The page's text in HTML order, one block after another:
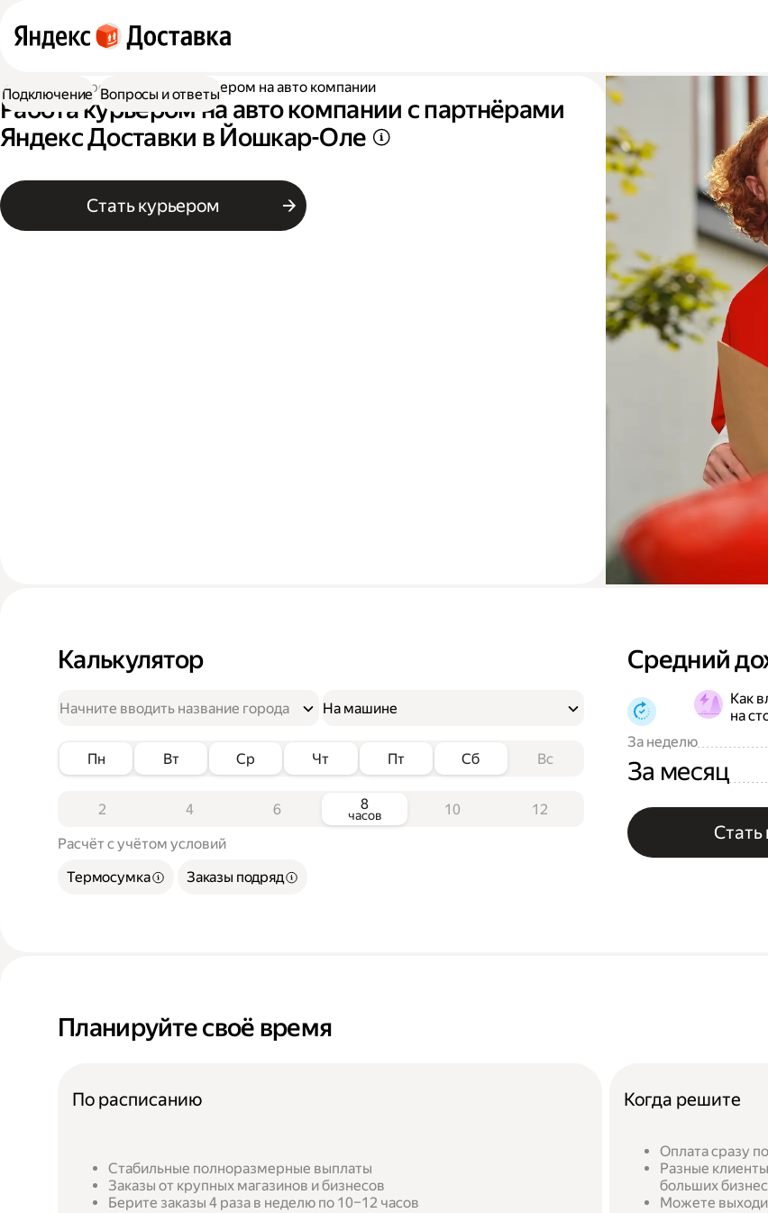
Работа курьером Работа курьером на авто компании
Работа курьером на авто компании с партнёрами
Яндекс Доставки в Йошкар-Оле
Стать курьером
Подключение Вопросы и ответы
Калькулятор
На машине
Пн Вт Ср Чт Пт Сб Вс
2 4 6 8
часов 10 12
Расчёт с учётом условий
Термосумка
Заказы подряд
Средний
Как
на
За неделю
За месяц
Стать
Планируйте своё время
По расписанию
Стабильные полноразмерные выплаты
Заказы от крупных магазинов и бизнесов
Берите заказы 4 раза в неделю по 10–12 часов
Когда решите
Оплата сразу
Разные
больших
Можете